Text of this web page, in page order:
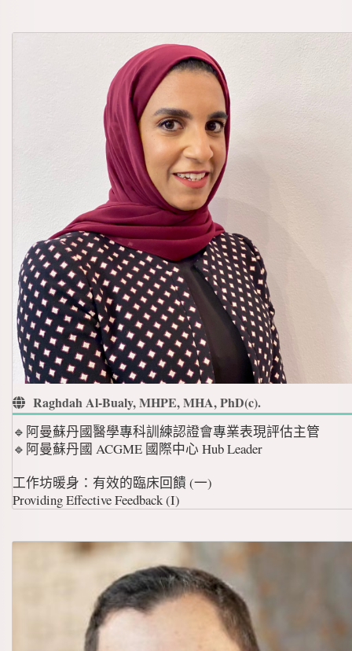
Raghdah Al-Bualy, MHPE, MHA, PhD(c).
🔹阿曼蘇丹國醫學專科訓練認證會專業表現評估主管
🔹阿曼蘇丹國 ACGME 國際中心 Hub Leader
工作坊暖身：有效的臨床回饋 (一)
Providing Effective Feedback (I)